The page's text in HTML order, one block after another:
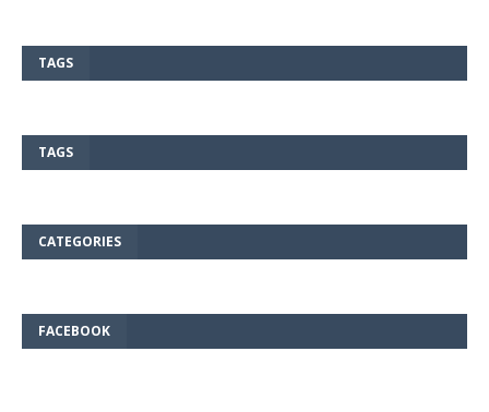
TAGS
TAGS
CATEGORIES
FACEBOOK